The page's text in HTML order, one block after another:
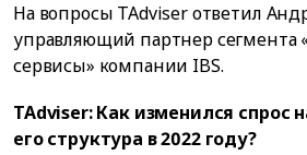
На вопросы TAdviser ответил
управляющий партнер сегмента
сервисы» компании IBS.
TAdviser: Как изменился спрос
его структура в 2022 году?